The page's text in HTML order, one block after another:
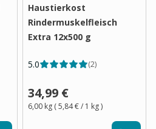
Haustierkost
Rindermuskelfleisch
Extra 12x500 g
5.0 (2)
34,99 €
6,00 kg (5,84 €/ 1 kg)